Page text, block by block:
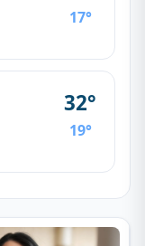
17°
32°
19°